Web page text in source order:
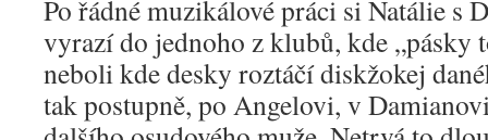
Po řádné muzikálové práci si Natálie s
vyrazí do jednoho z klubů, kde „pásky
neboli kde desky roztáčí diskžokej
tak postupně, po Angelovi, v